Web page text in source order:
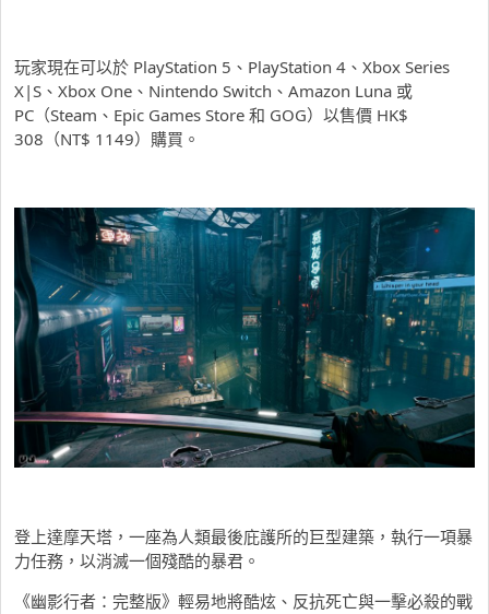
玩家現在可以於 PlayStation 5、PlayStation 4、Xbox Series
X|S、Xbox One、Nintendo Switch、Amazon Luna 或
PC（Steam、Epic Games Store 和 GOG）以售價 HK$
308（NT$ 1149）購買。
登上達摩天塔，一座為人類最後庇護所的巨型建築，執行一項暴
力任務，以消滅一個殘酷的暴君。
《幽影行者：完整版》輕易地將酷炫、反抗死亡與一擊必殺的戰